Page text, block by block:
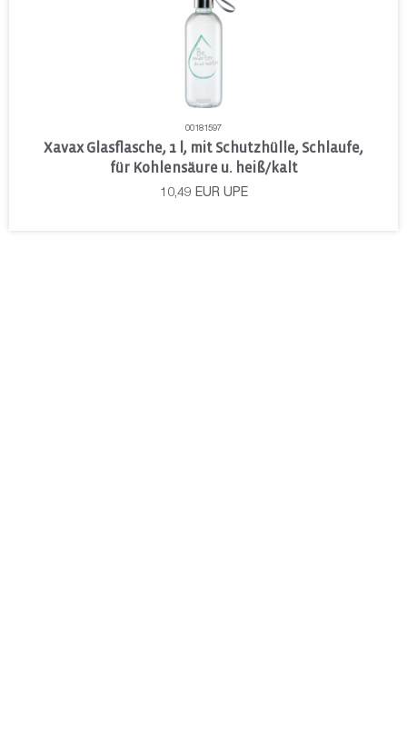
00181597
Xavax Glasflasche, 1 l, mit Schutzhülle, Schlaufe,
für Kohlensäure u. heiß/kalt
10,49 EUR UPE